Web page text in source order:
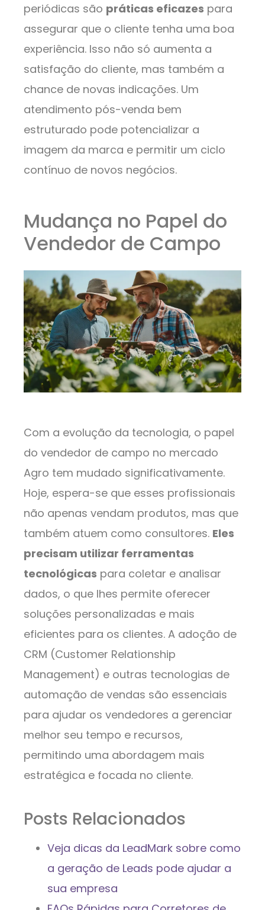
periódicas são práticas eficazes para
assegurar que o cliente tenha uma boa
experiência. Isso não só aumenta a
satisfação do cliente, mas também a
chance de novas indicações. Um
atendimento pós-venda bem
estruturado pode potencializar a
imagem da marca e permitir um ciclo
contínuo de novos negócios.
Mudança no Papel do
Vendedor de Campo
Com a evolução da tecnologia, o papel
do vendedor de campo no mercado
Agro tem mudado significativamente.
Hoje, espera-se que esses profissionais
não apenas vendam produtos, mas que
também atuem como consultores. Eles
precisam utilizar ferramentas
tecnológicas para coletar e analisar
dados, o que lhes permite oferecer
soluções personalizadas e mais
eficientes para os clientes. A adoção de
CRM (Customer Relationship
Management) e outras tecnologias de
automação de vendas são essenciais
para ajudar os vendedores a gerenciar
melhor seu tempo e recursos,
permitindo uma abordagem mais
estratégica e focada no cliente.
Posts Relacionados
Veja dicas da LeadMark sobre como
a geração de Leads pode ajudar a
sua empresa